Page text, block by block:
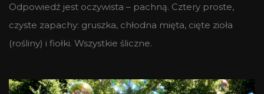
Odpowiedź jest oczywista – pachną. Cztery proste,
czyste zapachy: gruszka, chłodna mięta, cięte zioła
(rośliny) i fiołki. Wszystkie śliczne.